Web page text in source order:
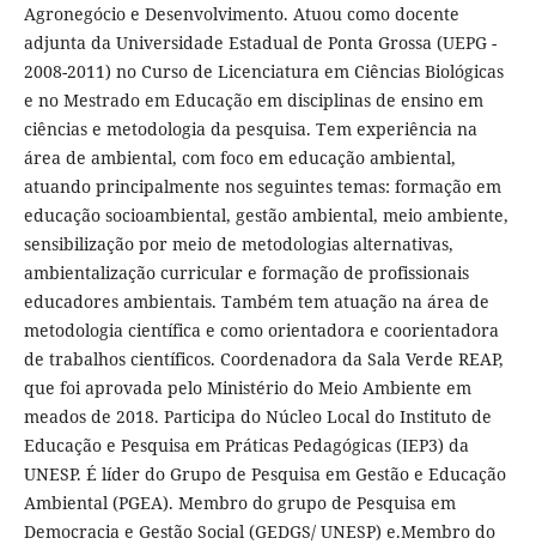
Agronegócio e Desenvolvimento. Atuou como docente
adjunta da Universidade Estadual de Ponta Grossa (UEPG -
2008-2011) no Curso de Licenciatura em Ciências Biológicas
e no Mestrado em Educação em disciplinas de ensino em
ciências e metodologia da pesquisa. Tem experiência na
área de ambiental, com foco em educação ambiental,
atuando principalmente nos seguintes temas: formação em
educação socioambiental, gestão ambiental, meio ambiente,
sensibilização por meio de metodologias alternativas,
ambientalização curricular e formação de profissionais
educadores ambientais. Também tem atuação na área de
metodologia científica e como orientadora e coorientadora
de trabalhos científicos. Coordenadora da Sala Verde REAP,
que foi aprovada pelo Ministério do Meio Ambiente em
meados de 2018. Participa do Núcleo Local do Instituto de
Educação e Pesquisa em Práticas Pedagógicas (IEP3) da
UNESP. É líder do Grupo de Pesquisa em Gestão e Educação
Ambiental (PGEA). Membro do grupo de Pesquisa em
Democracia e Gestão Social (GEDGS/ UNESP) e.Membro do